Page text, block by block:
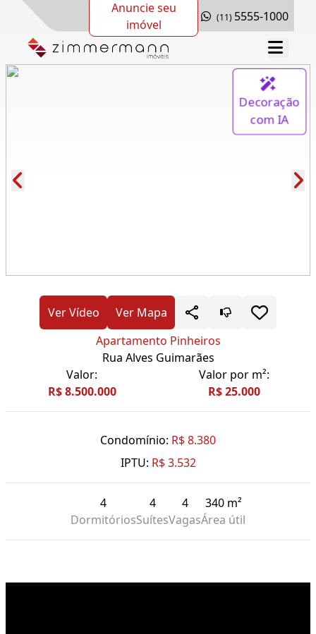
Anuncie seu
imóvel
(11) 5555-1000
Decoração
com IA
Ver Vídeo
Ver Mapa
Apartamento Pinheiros
Rua Alves Guimarães
Valor:
R$ 8.500.000
Valor por m²:
R$ 25.000
Condomínio: R$ 8.380
IPTU: R$ 3.532
4
Dormitórios
4
Suítes
4
Vagas
340 m²
Área útil